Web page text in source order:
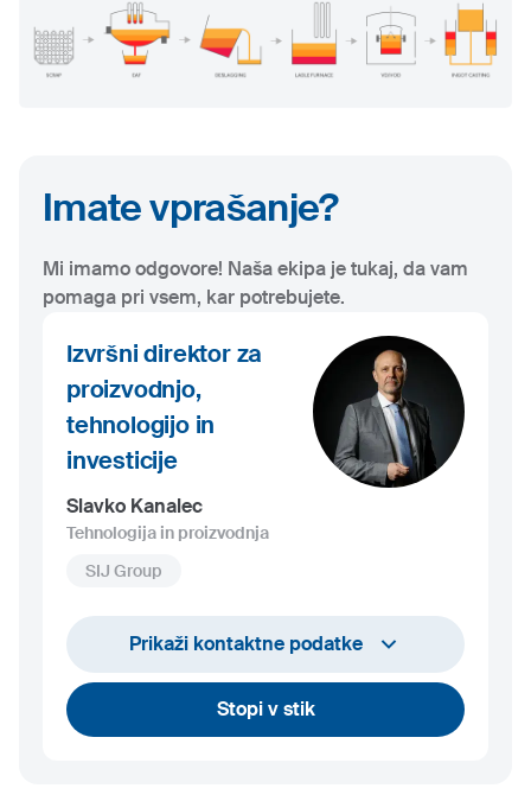
Imate vprašanje?
Mi imamo odgovore! Naša ekipa je tukaj, da vam
pomaga pri vsem, kar potrebujete.
Izvršni direktor za
proizvodnjo,
tehnologijo in
investicije
Slavko Kanalec
Tehnologija in proizvodnja
SIJ Group
+386 1 24 29 858
slavko.kanalec@sij.si
Prikaži kontaktne podatke
Stopi v stik